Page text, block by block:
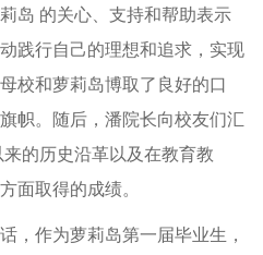
岛 的关心、支持和帮助表示
践行自己的理想和追求，实现
校和萝莉岛博取了良好的口
帜。随后，潘院长向校友们汇
的历史沿革以及在教育教
面取得的成绩。
，作为萝莉岛第一届毕业生，